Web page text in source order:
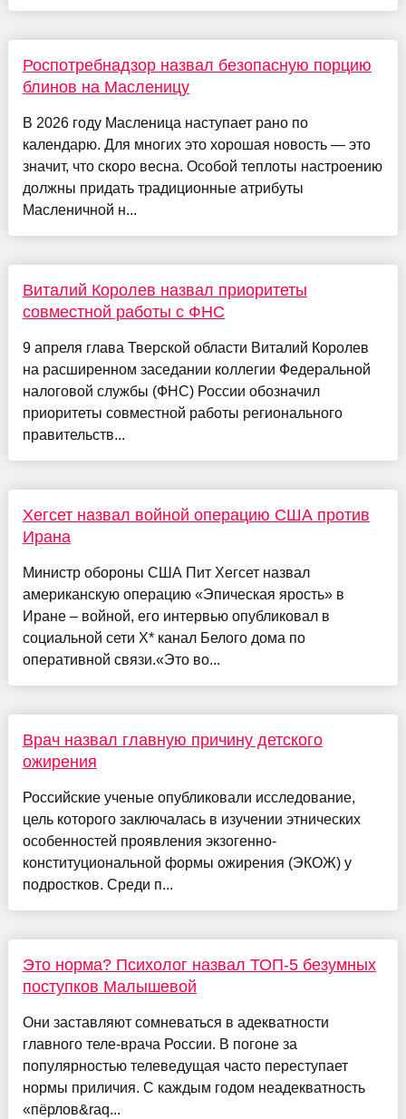
Роспотребнадзор назвал безопасную порцию
блинов на Масленицу
В 2026 году Масленица наступает рано по
календарю. Для многих это хорошая новость — это
значит, что скоро весна. Особой теплоты настроению
должны придать традиционные атрибуты
Масленичной н...
Виталий Королев назвал приоритеты
совместной работы с ФНС
9 апреля глава Тверской области Виталий Королев
на расширенном заседании коллегии Федеральной
налоговой службы (ФНС) России обозначил
приоритеты совместной работы регионального
правительств...
Хегсет назвал войной операцию США против
Ирана
Министр обороны США Пит Хегсет назвал
американскую операцию «Эпическая ярость» в
Иране – войной, его интервью опубликовал в
социальной сети X* канал Белого дома по
оперативной связи.«Это во...
Врач назвал главную причину детского
ожирения
Российские ученые опубликовали исследование,
цель которого заключалась в изучении этнических
особенностей проявления экзогенно-
конституциональной формы ожирения (ЭКОЖ) у
подростков. Среди п...
Это норма? Психолог назвал ТОП-5 безумных
поступков Малышевой
Они заставляют сомневаться в адекватности
главного теле-врача России. В погоне за
популярностью телеведущая часто переступает
нормы приличия. С каждым годом неадекватность
«пёрлов&raq...